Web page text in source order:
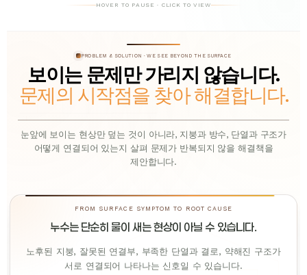
HOVER TO PAUSE · CLICK TO VIEW
PROBLEM & SOLUTION · WE SEE BEYOND THE SURFACE
보이는 문제만 가리지 않습니다.
문제의 시작점을 찾아 해결합니다.
눈앞에 보이는 현상만 덮는 것이 아니라, 지붕과 방수, 단열과 구조가
어떻게 연결되어 있는지 살펴 문제가 반복되지 않을 해결책을
제안합니다.
FROM SURFACE SYMPTOM TO ROOT CAUSE
누수는 단순히 물이 새는 현상이 아닐 수 있습니다.
노후된 지붕, 잘못된 연결부, 부족한 단열과 결로, 약해진 구조가
서로 연결되어 나타나는 신호일 수 있습니다.